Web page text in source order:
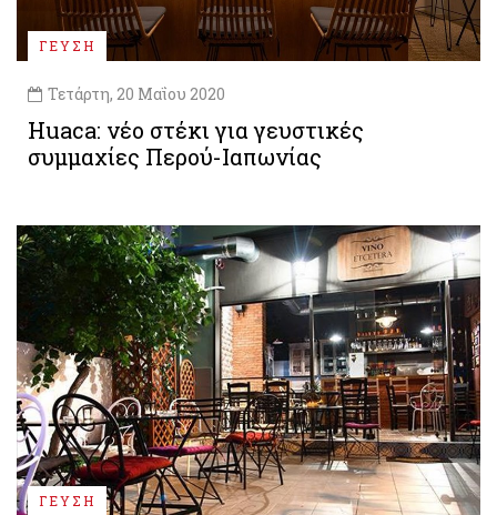
ΓΕΥΣΗ
Τετάρτη, 20 Μαΐου 2020
Huaca: νέο στέκι για γευστικές
συμμαχίες Περού-Ιαπωνίας
ΓΕΥΣΗ